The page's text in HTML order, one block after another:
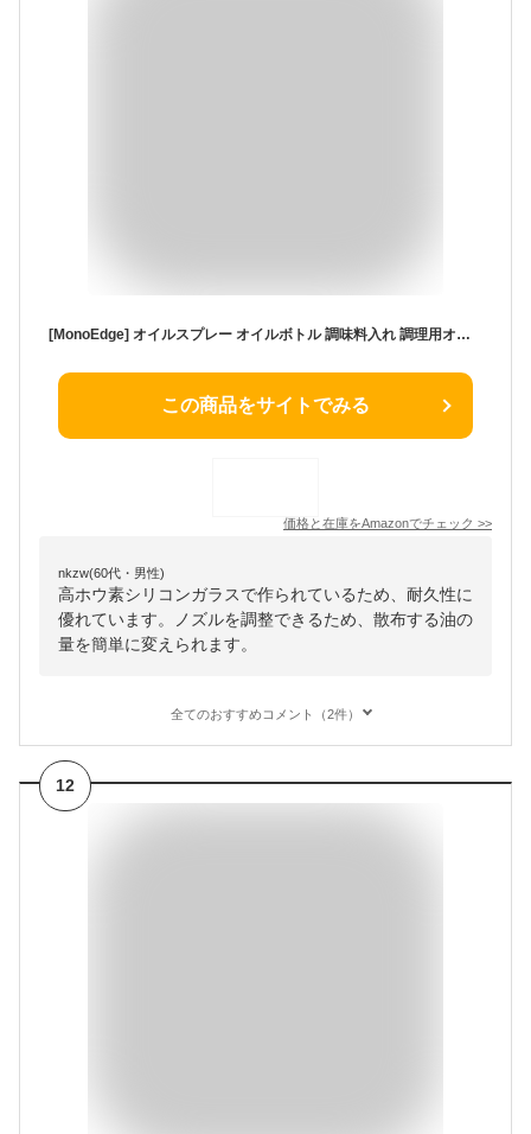
[MonoEdge] オイルスプレー オイルボトル 調味料入れ 調理用オイルミスター噴霧器ボトル 霧吹き スプレー オイルポット キッチン用具 耐熱ガラス オイル噴射管付属フィルター 片手でも使用可能 液だれしない 垂れない 食用油 グレープシード 防水 250ml オリーブオイル 料理用しょうゆ (グレー)
この商品をサイトでみる
価格と在庫をAmazonでチェック >>
nkzw(60代・男性)
高ホウ素シリコンガラスで作られているため、耐久性に
優れています。ノズルを調整できるため、散布する油の
量を簡単に変えられます。
全てのおすすめコメント（2件）
12